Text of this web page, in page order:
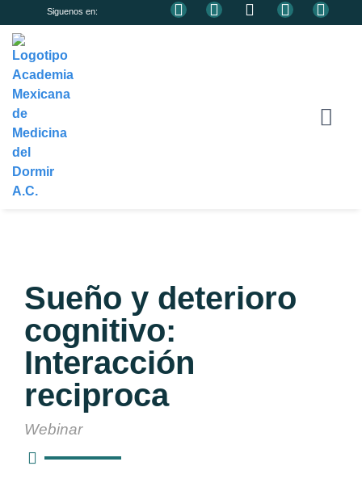
Siguenos en:
Sueño y deterioro
cognitivo:
Interacción
reciproca
Webinar